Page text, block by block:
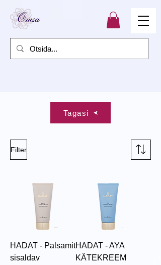
Tagasi
Filter
HADAT - Palsamit
sisaldav
HADAT - AYA
KÄTEKREEM